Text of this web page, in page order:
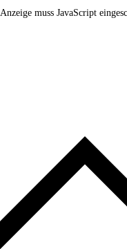
Anzeige muss JavaScript